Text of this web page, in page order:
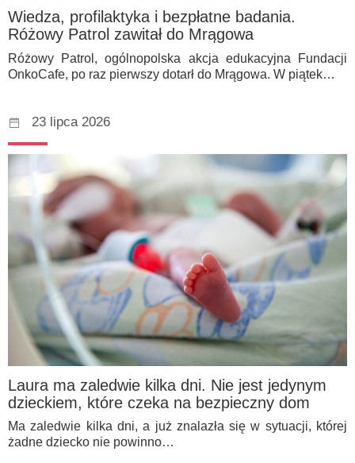
Wiedza, profilaktyka i bezpłatne badania.
Różowy Patrol zawitał do Mrągowa
Różowy Patrol, ogólnopolska akcja edukacyjna Fundacji
OnkoCafe, po raz pierwszy dotarł do Mrągowa. W piątek…
23 lipca 2026
Laura ma zaledwie kilka dni. Nie jest jedynym
dzieckiem, które czeka na bezpieczny dom
Ma zaledwie kilka dni, a już znalazła się w sytuacji, której
żadne dziecko nie powinno…